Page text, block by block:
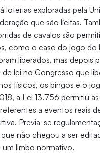
loterias exploradas pela
que são lícitas.
de cavalos são
como o caso do jogo do
liberados, mas depois
de lei no Congresso que
físicos, os bingos e o
a Lei 13.756 permitiu as
a eventos reais
Previa-se
não chegou a ser
um limbo normativo.